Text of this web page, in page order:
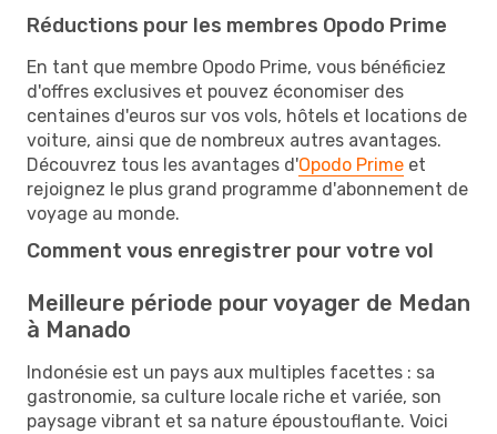
Réductions pour les membres Opodo Prime
En tant que membre Opodo Prime, vous bénéficiez
d'offres exclusives et pouvez économiser des
centaines d'euros sur vos vols, hôtels et locations de
voiture, ainsi que de nombreux autres avantages.
Découvrez tous les avantages d'Opodo Prime et
rejoignez le plus grand programme d'abonnement de
voyage au monde.
Comment vous enregistrer pour votre vol
Meilleure période pour voyager de Medan
à Manado
Indonésie est un pays aux multiples facettes : sa
gastronomie, sa culture locale riche et variée, son
paysage vibrant et sa nature époustouflante. Voici